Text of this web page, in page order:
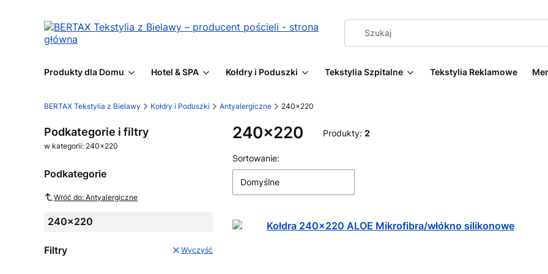
Produkty dla Domu Hotel & SPA Kołdry i Poduszki Tekstylia Szpitalne Tekstylia Reklamowe
BERTAX Tekstylia z Bielawy Kołdry i Poduszki Antyalergiczne 240x220
Podkategorie i filtry
w kategorii: 240x220
Podkategorie
Wróć do: Antyalergiczne
240x220
Filtry Wyczyść
240x220 Produkty: 2
Lista produktów
Sortowanie:
Domyślne